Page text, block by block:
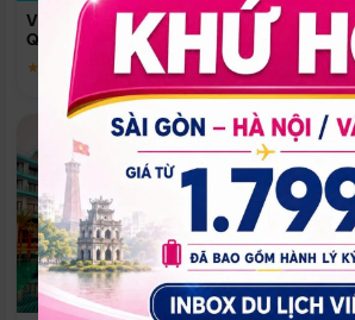
Vinpearl Resort & Spa Phu
Quoc
★ 5.0
Quoc
Phú Quốc
★ 5.0